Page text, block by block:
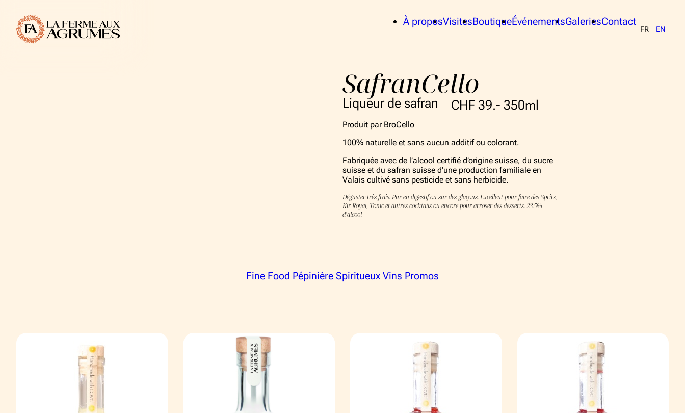
À proposVisitesBoutiqueÉvénementsGaleriesContact
À propos
La collection
Équipe
Visites
Boutique
FR EN
SafranCello
Liqueur de safran CHF 39.- 350ml
Produit par BroCello
100% naturelle et sans aucun additif ou colorant.
Fabriquée avec de l’alcool certifié d’origine suisse, du sucre
suisse et du safran suisse d’une production familiale en
Valais cultivé sans pesticide et sans herbicide.
Déguster très frais. Pur en digestif ou sur des glaçons. Excellent pour faire des Spritz,
Kir Royal, Tonic et autres cocktails ou encore pour arroser des desserts. 23.5%
d’alcool
Fine Food Pépinière Spiritueux Vins Promos